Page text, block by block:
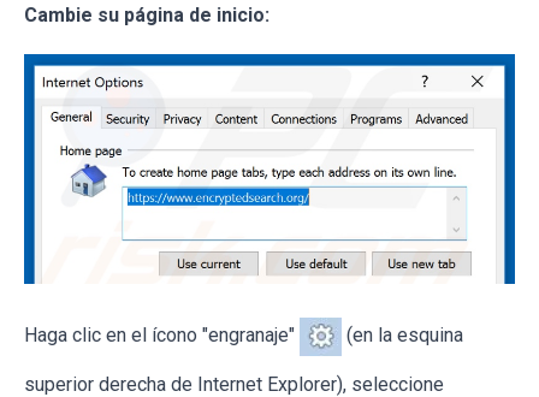
Cambie su página de inicio:
Haga clic en el ícono "engranaje" (en la esquina
superior derecha de Internet Explorer), seleccione